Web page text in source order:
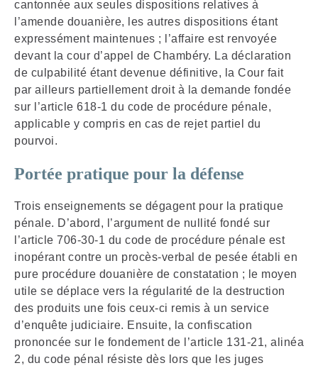
cantonnée aux seules dispositions relatives à
l’amende douanière, les autres dispositions étant
expressément maintenues ; l’affaire est renvoyée
devant la cour d’appel de Chambéry. La déclaration
de culpabilité étant devenue définitive, la Cour fait
par ailleurs partiellement droit à la demande fondée
sur l’article 618-1 du code de procédure pénale,
applicable y compris en cas de rejet partiel du
pourvoi.
Portée pratique pour la défense
Trois enseignements se dégagent pour la pratique
pénale. D’abord, l’argument de nullité fondé sur
l’article 706-30-1 du code de procédure pénale est
inopérant contre un procès-verbal de pesée établi en
pure procédure douanière de constatation ; le moyen
utile se déplace vers la régularité de la destruction
des produits une fois ceux-ci remis à un service
d’enquête judiciaire. Ensuite, la confiscation
prononcée sur le fondement de l’article 131-21, alinéa
2, du code pénal résiste dès lors que les juges